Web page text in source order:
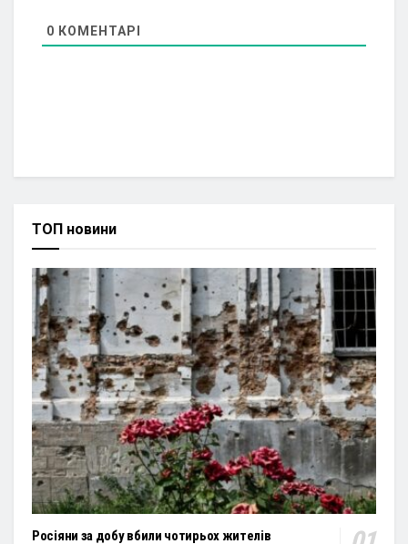
0 КОМЕНТАРІ
ТОП новини
Росіяни за добу вбили чотирьох жителів